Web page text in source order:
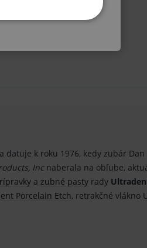
datuje k roku 1976, kedy zubár Dan
Incnaberala na obľube,
a zubné pasty rady
Porcelain Etch, retrakčné vlákno
relací uživatelů